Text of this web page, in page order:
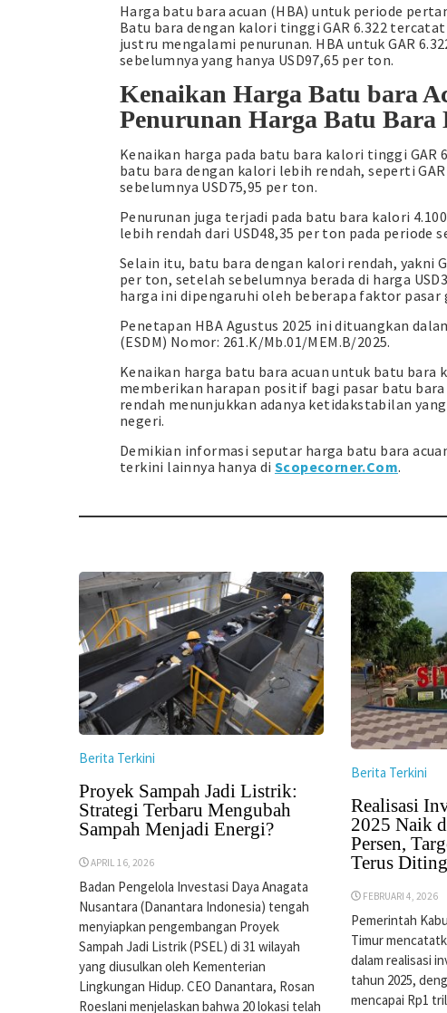
Harga batu bara acuan (HBA) untuk periode
Batu bara dengan kalori tinggi GAR 6.322
justru mengalami penurunan. HBA untuk GAR
sebelumnya yang hanya USD97,65 per ton.
Kenaikan Harga Batu bara
Penurunan Harga Batu Bara
Kenaikan harga pada batu bara kalori tinggi GAR
batu bara dengan kalori lebih rendah, seperti
sebelumnya USD75,95 per ton.
Penurunan juga terjadi pada batu bara kalori
lebih rendah dari USD48,35 per ton pada periode
Selain itu, batu bara dengan kalori rendah, yakni
per ton, setelah sebelumnya berada di harga
harga ini dipengaruhi oleh beberapa faktor pasar
Penetapan HBA Agustus 2025 ini dituangkan
(ESDM) Nomor: 261.K/Mb.01/MEM.B/2025.
Kenaikan harga batu bara acuan untuk batu bara
memberikan harapan positif bagi pasar batu
rendah menunjukkan adanya ketidakstabilan
negeri.
Demikian informasi seputar harga batu bara
terkini lainnya hanya di Scopecorner.Com.
Berita Terkini
Proyek Sampah Jadi Listrik:
Strategi Terbaru Mengubah
Sampah Menjadi Energi?
APRIL 16, 2026
Badan Pengelola Investasi Daya Anagata
Nusantara (Danantara Indonesia) tengah
menyiapkan pengembangan Proyek
Sampah Jadi Listrik (PSEL) di 31 wilayah
yang diusulkan oleh Kementerian
Lingkungan Hidup. CEO Danantara, Rosan
Roeslani menjelaskan bahwa 20 lokasi telah
Berita Terkini
Realisasi
2025 Naik
Persen,
Terus
FEBRUARI 4, 2026
Pemerintah
Timur
dalam realisasi
tahun 2025,
mencapai Rp1